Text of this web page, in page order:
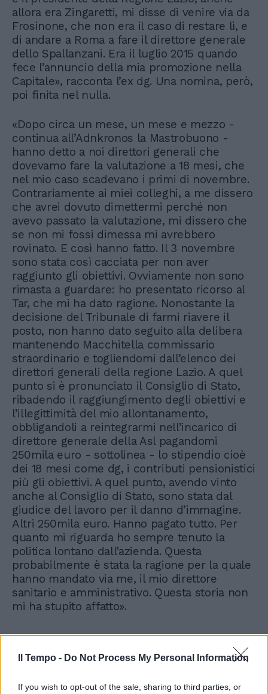
Il Tempo - Do Not Process My Personal Information
If you wish to opt-out of the sale, sharing to third parties, or
allora era Zingaretti, mi disse di venire via da
Frosinone, che non era il caso di restare lì, e
di andare a Roma a fare il direttore generale
dello Spallanzani. Era il luglio 2015 quando
fece l’annuncio della mia promozione nella
Capitale», racconta l’ex dg. Una nomina, però,
poi finita nel nulla.
«Dopo circa un mese, un mese e mezzo -
continua all’Adnkronos la Mastrobuono -
hanno detto a noi direttori generali che
dovevamo fare la valutazione a 18 mesi, che
nel mio caso scadevano i primi di novembre.
Contrariamente ai miei colleghi, a me dissero
che avrei dovuto dimettermi perché non
avevo passato la valutazione, mi dissero che
se non mi fossi dimessa mi avrebbero
rovinato. E così hanno fatto. Il 3 novembre
sono stata così cacciata per non aver
raggiunto gli obiettivi. Ovviamente non sono
rimasta a guardare: ho presentato ricorso al
Tar, che mi ha dato ragione. Nonostante la
decisione del Tribunale di farmi riavere il
posto, non hanno dato seguito alla delibera
mantenendo Macchitella commissario
straordinario e togliendomi dall’elenco dei
direttori generali della regione Lazio. A quel
punto si è pronunciato il Consiglio di Stato,
ribadendo il raggiungimento degli obiettivi e
l’illegittimità del mio allontanamento,
obbligandoli a reintegrarmi nell’incarico di
direttore generale della Asl pagandomi
250mila euro - sottolinea - lo stipendio cioè
dei 18 mesi come dg, i contributi pensionistici
più gli obiettivi. A quel punto, avendo vinto
anche al Consiglio di Stato, sono stata dal
giudice del lavoro per il danno d’immagine.
Altri 250mila euro. Hanno pagato tutto. Per
quanto mi riguarda ho sempre tenuto la
politica lontano dall’azienda. Questa
probabilmente è stata la ragione per la quale
hanno mandato via me, il mio direttore
sanitario e amministrativo. Questa storia non
mi ha stupito affatto».